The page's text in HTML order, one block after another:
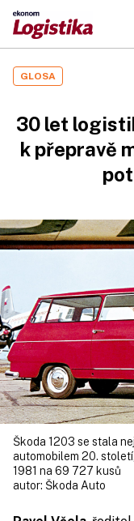
GLOSA
30 let
k přepravě
Škoda 1203 se stala
automobilem 20.
1981 na 69 727 kusů
autor: Škoda Auto